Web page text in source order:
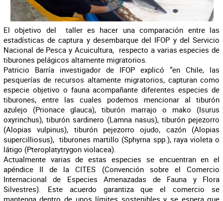
El objetivo del taller es hacer una comparación entre las
estadísticas de captura y desembarque del IFOP y del Servicio
Nacional de Pesca y Acuicultura, respecto a varias especies de
tiburones pelágicos altamente migratorios.
Patricio Barría investigador de IFOP explicó “en Chile, las
pesquerías de recursos altamente migratorios, capturan como
especie objetivo o fauna acompañante diferentes especies de
tiburones, entre las cuales podemos mencionar al tiburón
azulejo (Prionace glauca), tiburón marrajo o mako (Isurus
oxyrinchus), tiburón sardinero (Lamna nasus), tiburón pejezorro
(Alopias vulpinus), tiburón pejezorro ojudo, cazón (Alopias
supercilliosus), tiburones martillo (Sphyrna spp.), raya violeta o
látigo (Pteroplatytrygon violacea).
Actualmente varias de estas especies se encuentran en el
apéndice II de la CITES (Convención sobre el Comercio
Internacional de Especies Amenazadas de Fauna y Flora
Silvestres). Este acuerdo garantiza que el comercio se
mantenga dentro de unos límites sostenibles y se espera que